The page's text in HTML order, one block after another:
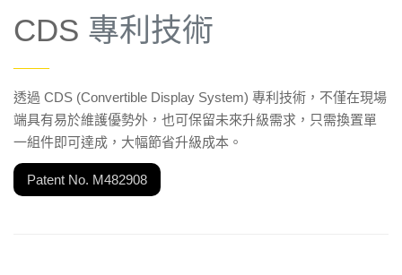
CDS 專利技術
——
透過 CDS (Convertible Display System) 專利技術，不僅在現場
端具有易於維護優勢外，也可保留未來升級需求，只需換置單
一組件即可達成，大幅節省升級成本。
Patent No. M482908